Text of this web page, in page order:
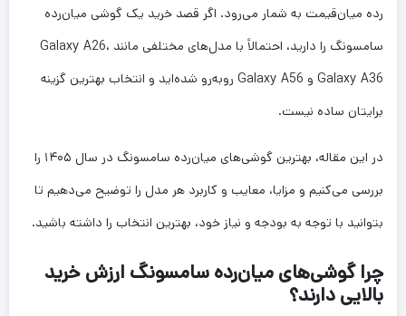
رده میان‌قیمت به شمار می‌رود. اگر قصد خرید یک گوشی میان‌رده
سامسونگ را دارید، احتمالاً با مدل‌های مختلفی مانند Galaxy A26،
Galaxy A36 و Galaxy A56 روبه‌رو شده‌اید و انتخاب بهترین گزینه
برایتان ساده نیست.
در این مقاله، بهترین گوشی‌های میان‌رده سامسونگ در سال ۱۴۰۵ را
بررسی می‌کنیم و مزایا، معایب و کاربرد هر مدل را توضیح می‌دهیم تا
بتوانید با توجه به بودجه و نیاز خود، بهترین انتخاب را داشته باشید.
چرا گوشی‌های میان‌رده سامسونگ ارزش خرید
بالایی دارند؟